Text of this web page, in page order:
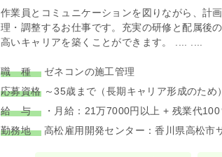
作業員とコミュニケーションを図りながら、計
理・調整するお仕事です。充実の研修と配属後
高いキャリアを築くことができます。 .... ....
職 種ゼネコンの施工管理
応募資格～35歳まで（長期キャリア形成のため
給 与・月給：21万7000円以上 + 残業代100
勤務地高松雇用開発センター：香川県高松市